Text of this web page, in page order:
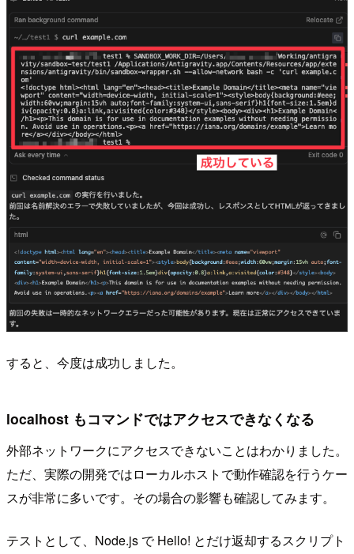
すると、今度は成功しました。
localhost もコマンドではアクセスできなくなる
外部ネットワークにアクセスできないことはわかりました。
ただ、実際の開発ではローカルホストで動作確認を行うケー
スが非常に多いです。その場合の影響も確認してみます。
テストとして、Node.js で Hello! とだけ返却するスクリプト